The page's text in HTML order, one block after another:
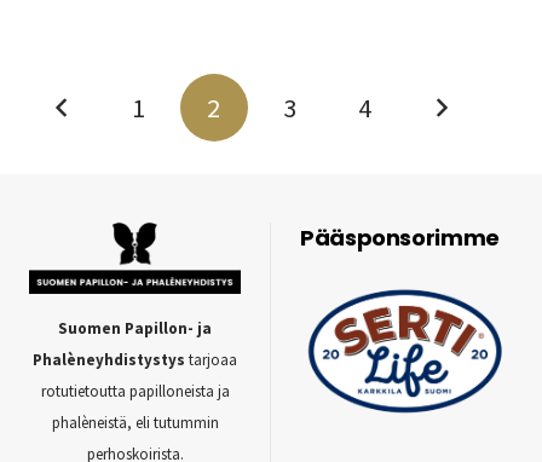
1 2 3 4
Suomen Papillon- ja
Phalèneyhdistystys tarjoaa
rotutietoutta papilloneista ja
phalèneistä, eli tutummin
perhoskoirista.
Pääsponsorimme